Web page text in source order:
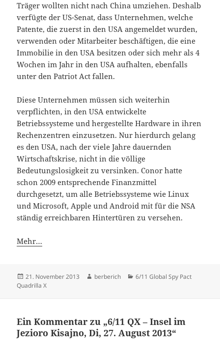
Träger wollten nicht nach China umziehen. Deshalb
verfügte der US-Senat, dass Unternehmen, welche
Patente, die zuerst in den USA angemeldet wurden,
verwenden oder Mitarbeiter beschäftigen, die eine
Immobilie in den USA besitzen oder sich mehr als 4
Wochen im Jahr in den USA aufhalten, ebenfalls
unter den Patriot Act fallen.
Diese Unternehmen müssen sich weiterhin
verpflichten, in den USA entwickelte
Betriebssysteme und hergestellte Hardware in ihren
Rechenzentren einzusetzen. Nur hierdurch gelang
es den USA, nach der viele Jahre dauernden
Wirtschaftskrise, nicht in die völlige
Bedeutungslosigkeit zu versinken. Conor hatte
schon 2009 entsprechende Finanzmittel
durchgesetzt, um alle Betriebssysteme wie Linux
und Microsoft, Apple und Android mit für die NSA
ständig erreichbaren Hintertüren zu versehen.
Mehr…
Veröffentlicht
am
21. November 2013 Autor
berberich Kategorien
6/11 Global Spy Pact
Quadrilla X
Ein Kommentar zu „6/11 QX – Insel im
Jezioro Kisajno, Di, 27. August 2013“